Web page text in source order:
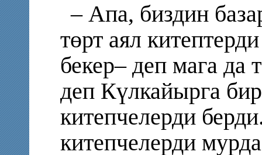
– Апа, биздин
төрт аял
бекер– деп мага
деп Күлкайырга
китепчелерди
китепчелерди